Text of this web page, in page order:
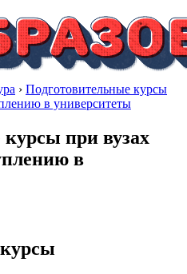
› Подготовительные курсы
в университеты
при вузах
в